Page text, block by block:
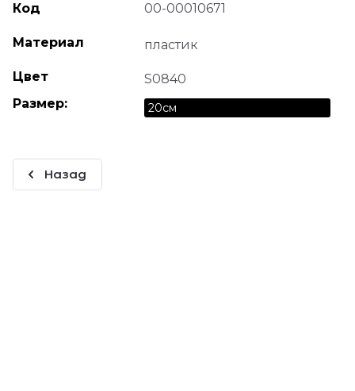
Код 00-00010671
Материал пластик
Цвет
S0840
Размер:
20см
Назад